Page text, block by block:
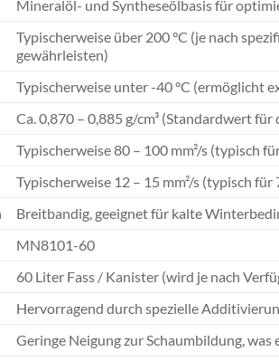
Mineralöl- und Syntheseölbasis für
Typischerweise über 200 °C (je nach
gewährleisten)
Typischerweise unter -40 °C (ermöglicht
Ca. 0,870 – 0,885 g/cm³ (Standardwert
Typischerweise 80 – 100 mm²/s (typisch
Typischerweise 12 – 15 mm²/s (typisch
Breitbandig, geeignet für kalte
MN8101-60
60 Liter Fass / Kanister (wird je nach
Hervorragend durch spezielle
Geringe Neigung zur Schaumbildung,